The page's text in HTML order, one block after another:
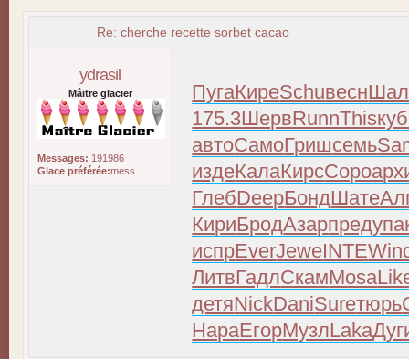
Re: cherche recette sorbet cacao
ydrasil
Mâitre glacier
Messages: 191986
Glace préférée:mess
ПугаКиреSchuвесн
175.3ШервRunnThis
автоСамоГришсемь
издеКалаКирсСоро
ГлебDeepБондШате
КириБродАзарпред
испрEverJeweINTE
ЛитвГадлСкамMosa
детяNickDaniSureтюрь
НараЕгорМузлLaka